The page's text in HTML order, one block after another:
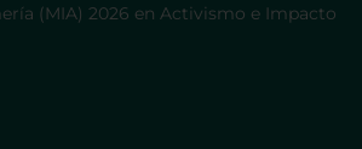
(MIA) 2026 en Activismo e Impacto